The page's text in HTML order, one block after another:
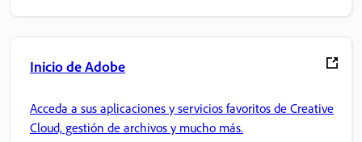
Inicio de Adobe
Acceda a sus aplicaciones y servicios favoritos de Creative
Cloud, gestión de archivos y mucho más.